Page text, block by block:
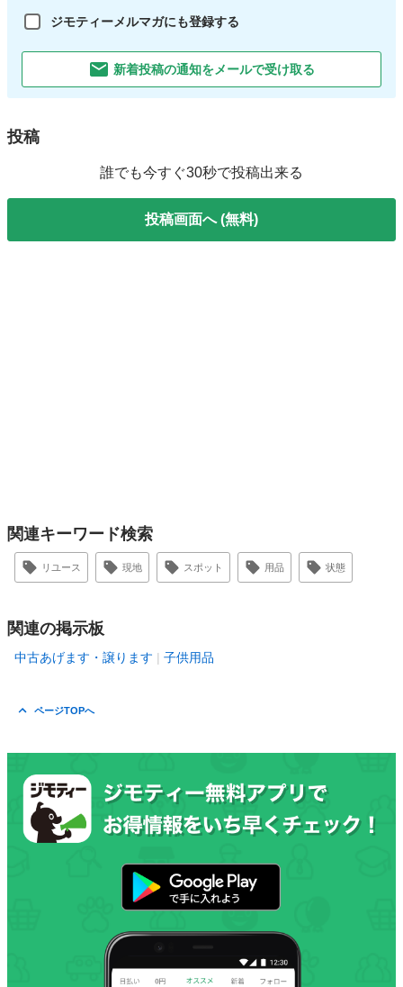
ジモティーメルマガにも登録する
新着投稿の通知をメールで受け取る
投稿
誰でも今すぐ30秒で投稿出来る
投稿画面へ (無料)
関連キーワード検索
リユース 現地 スポット 用品 状態
関連の掲示板
中古あげます・譲ります 子供用品
ページTOPへ